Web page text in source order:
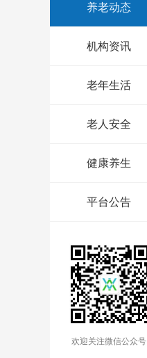
养老动态
机构资讯
老年生活
老人安全
健康养生
平台公告
欢迎关注微信公众号